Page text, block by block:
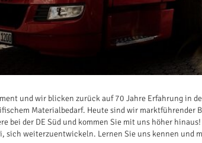
und wir blicken zurück auf 70 Jahre Erfahrung in
Materialbedarf. Heute sind wir
bei der DE Süd und kommen Sie mit uns höher
sich weiterzuentwickeln. Lernen Sie uns kennen und